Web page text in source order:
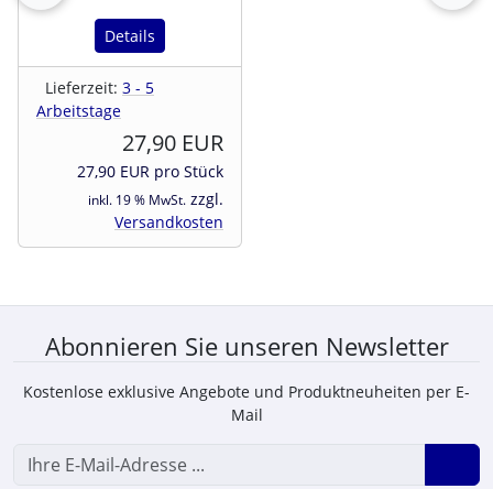
Details
Lieferzeit: 3 - 5
Arbeitstage
27,90 EUR
27,90 EUR pro Stück
inkl. 19 % MwSt. zzgl.
Versandkosten
Abonnieren Sie unseren Newsletter
Kostenlose exklusive Angebote und Produktneuheiten per E-
Mail